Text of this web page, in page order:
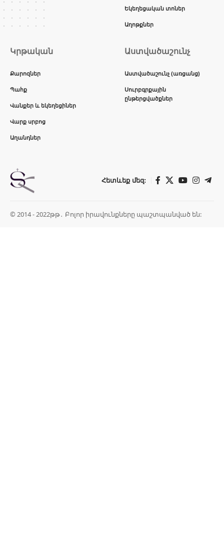
Եկեղեցական տոներ
Աղոթքներ
Կրթական
Քարոզներ
Պահք
Վանքեր և եկեղեցիներ
Վարք սրբոց
Աղանդներ
Աստվածաշունչ
Աստվածաշունչ (առցանց)
Սուրբգրքային
ընթերցվածքներ
Հետևեք մեզ:
© 2014 - 2022թթ․ Բոլոր իրավունքները պաշտպանված են: